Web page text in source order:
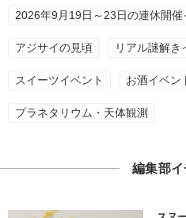
2026年9月19日～23日の連休開催
アジサイの見頃 リアル謎解き
スイーツイベント お酒イベン
プラネタリウム・天体観測
編集部